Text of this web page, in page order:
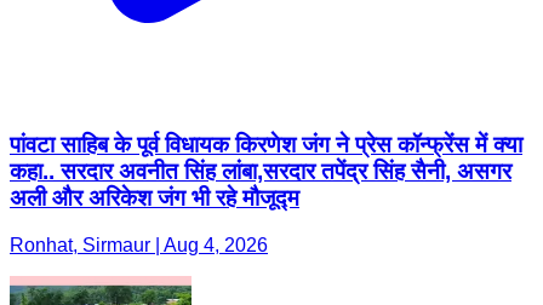
पांवटा साहिब के पूर्व विधायक किरणेश जंग ने प्रेस कॉन्फ्रेंस में क्या
कहा.. सरदार अवनीत सिंह लांबा,सरदार तपेंद्र सिंह सैनी, असगर
अली और अरिकेश जंग भी रहे मौजूद्म
Ronhat, Sirmaur | Aug 4, 2026